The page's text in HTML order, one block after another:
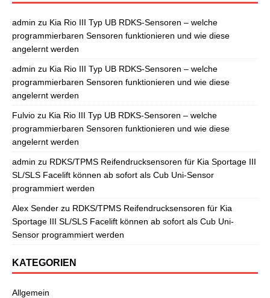
admin zu Kia Rio III Typ UB RDKS-Sensoren – welche
programmierbaren Sensoren funktionieren und wie diese
angelernt werden
admin zu Kia Rio III Typ UB RDKS-Sensoren – welche
programmierbaren Sensoren funktionieren und wie diese
angelernt werden
Fulvio zu Kia Rio III Typ UB RDKS-Sensoren – welche
programmierbaren Sensoren funktionieren und wie diese
angelernt werden
admin zu RDKS/TPMS Reifendrucksensoren für Kia Sportage III
SL/SLS Facelift können ab sofort als Cub Uni-Sensor
programmiert werden
Alex Sender zu RDKS/TPMS Reifendrucksensoren für Kia
Sportage III SL/SLS Facelift können ab sofort als Cub Uni-
Sensor programmiert werden
KATEGORIEN
Allgemein